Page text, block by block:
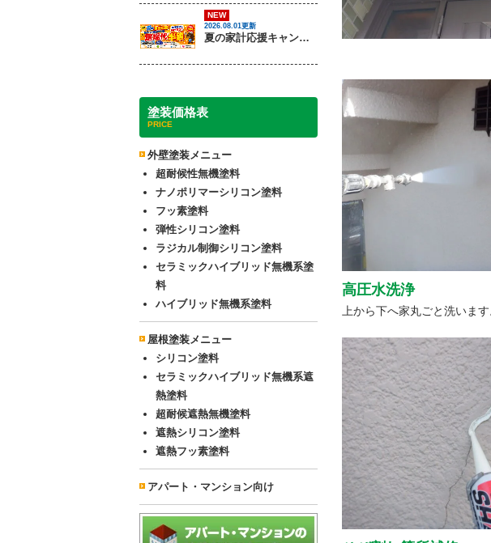
高圧水洗浄
上から下へ家丸ごと洗います
NEW
2026.08.01更新
夏の家計応援キャンペーン開催！足場代半額でお得に外壁・屋根塗装を始めるチャンス【8月30日まで】
塗装価格表
PRICE
外壁塗装メニュー
超耐候性無機塗料
ナノポリマーシリコン塗料
フッ素塗料
弾性シリコン塗料
ラジカル制御シリコン塗料
セラミックハイブリッド無機系塗
料
ハイブリッド無機系塗料
屋根塗装メニュー
シリコン塗料
セラミックハイブリッド無機系遮
熱塗料
超耐候遮熱無機塗料
遮熱シリコン塗料
遮熱フッ素塗料
アパート・マンション向け